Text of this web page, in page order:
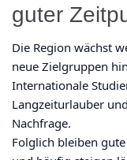
guter
Die Region wächst
neue Zielgruppen
Internationale
Langzeiturlauber
Nachfrage.
Folglich bleiben